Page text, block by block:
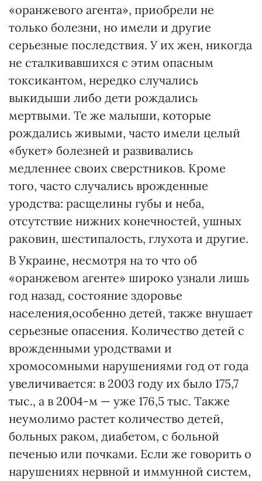
«оранжевого агента», приобрели не
только болезни, но имели и другие
серьезные последствия. У их жен, никогда
не сталкивавшихся с этим опасным
токсикантом, нередко случались
выкидыши либо дети рождались
мертвыми. Те же малыши, которые
рождались живыми, часто имели целый
«букет» болезней и развивались
медленнее своих сверстников. Кроме
того, часто случались врожденные
уродства: расщелины губы и неба,
отсутствие нижних конечностей, ушных
раковин, шестипалость, глухота и другие.
В Украине, несмотря на то что об
«оранжевом агенте» широко узнали лишь
год назад, состояние здоровье
населения,особенно детей, также внушает
серьезные опасения. Количество детей с
врожденными уродствами и
хромосомными нарушениями год от года
увеличивается: в 2003 году их было 175,7
тыс., а в 2004-м — уже 176,5 тыс. Также
неумолимо растет количество детей,
больных раком, диабетом, с больной
печенью или почками. Если же говорить о
нарушениях нервной и иммунной систем,